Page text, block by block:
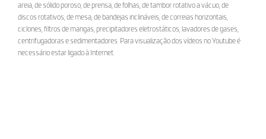
areia, de sólido poroso, de prensa, de folhas, de tambor rotativo a vácuo, de
discos rotativos, de mesa, de bandejas inclináveis, de correias horizontais,
ciclones, filtros de mangas, precipitadores eletrostáticos, lavadores de gases,
centrifugadoras e sedimentadores. Para visualização dos vídeos no Youtube é
necessário estar ligado à Internet.